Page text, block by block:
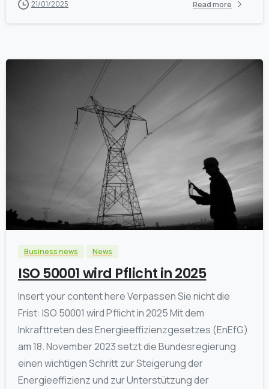
21/01/2025 Read more
0
Business news News
ISO 50001 wird Pflicht in 2025
Insert your content here Verpassen Sie nicht die
Frist: ISO 50001 wird Pflicht in 2025 Mit dem
Inkrafttreten des Energieeffizienzgesetzes (EnEfG)
am 18. November 2023 setzt die Bundesregierung
einen wichtigen Schritt zur Steigerung der
Energieeffizienz und zur Unterstützung der